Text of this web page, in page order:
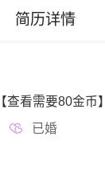
简历详情
【查看需要80金币】
已婚